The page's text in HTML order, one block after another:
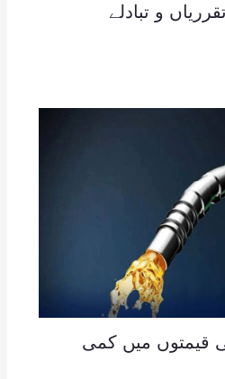
و تبادلے
قیمتوں میں کمی